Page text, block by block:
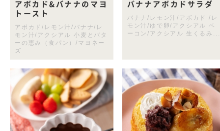
アボカド&バナナのマヨ
トースト
アボカド/レモン汁/バナナ/レ
モン汁/アクシアル 小麦とバタ
ーの恵み（食パン）/マヨネー
ズ
バナナアボカドサラダ
バナナ/レモン汁/アボカド /レ
モン汁/ゆで卵/アクシアル ベ
ーコン/アクシアル 生くるみ...